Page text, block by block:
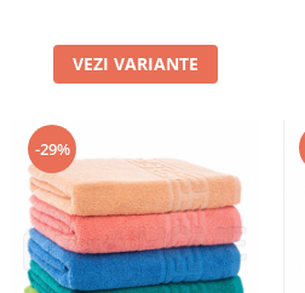
VEZI VARIANTE
-29%